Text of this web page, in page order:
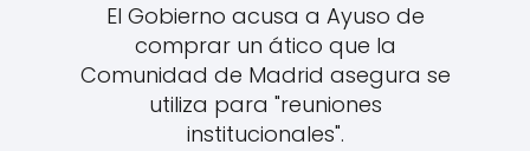
El Gobierno acusa a Ayuso de
comprar un ático que la
Comunidad de Madrid asegura se
utiliza para "reuniones
institucionales".